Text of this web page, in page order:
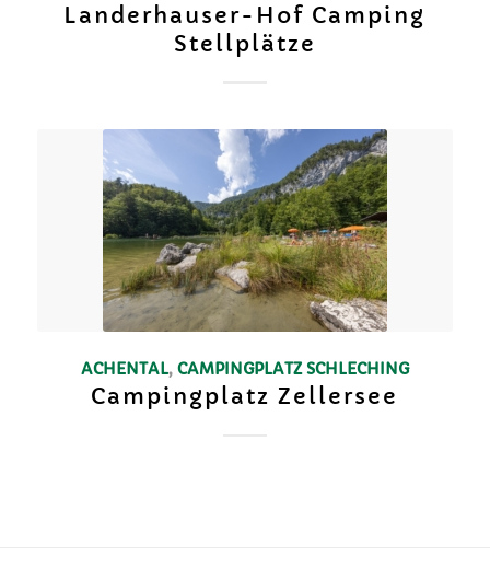
Landerhauser-Hof Camping
Stellplätze
ACHENTAL, CAMPINGPLATZ SCHLECHING
Campingplatz Zellersee